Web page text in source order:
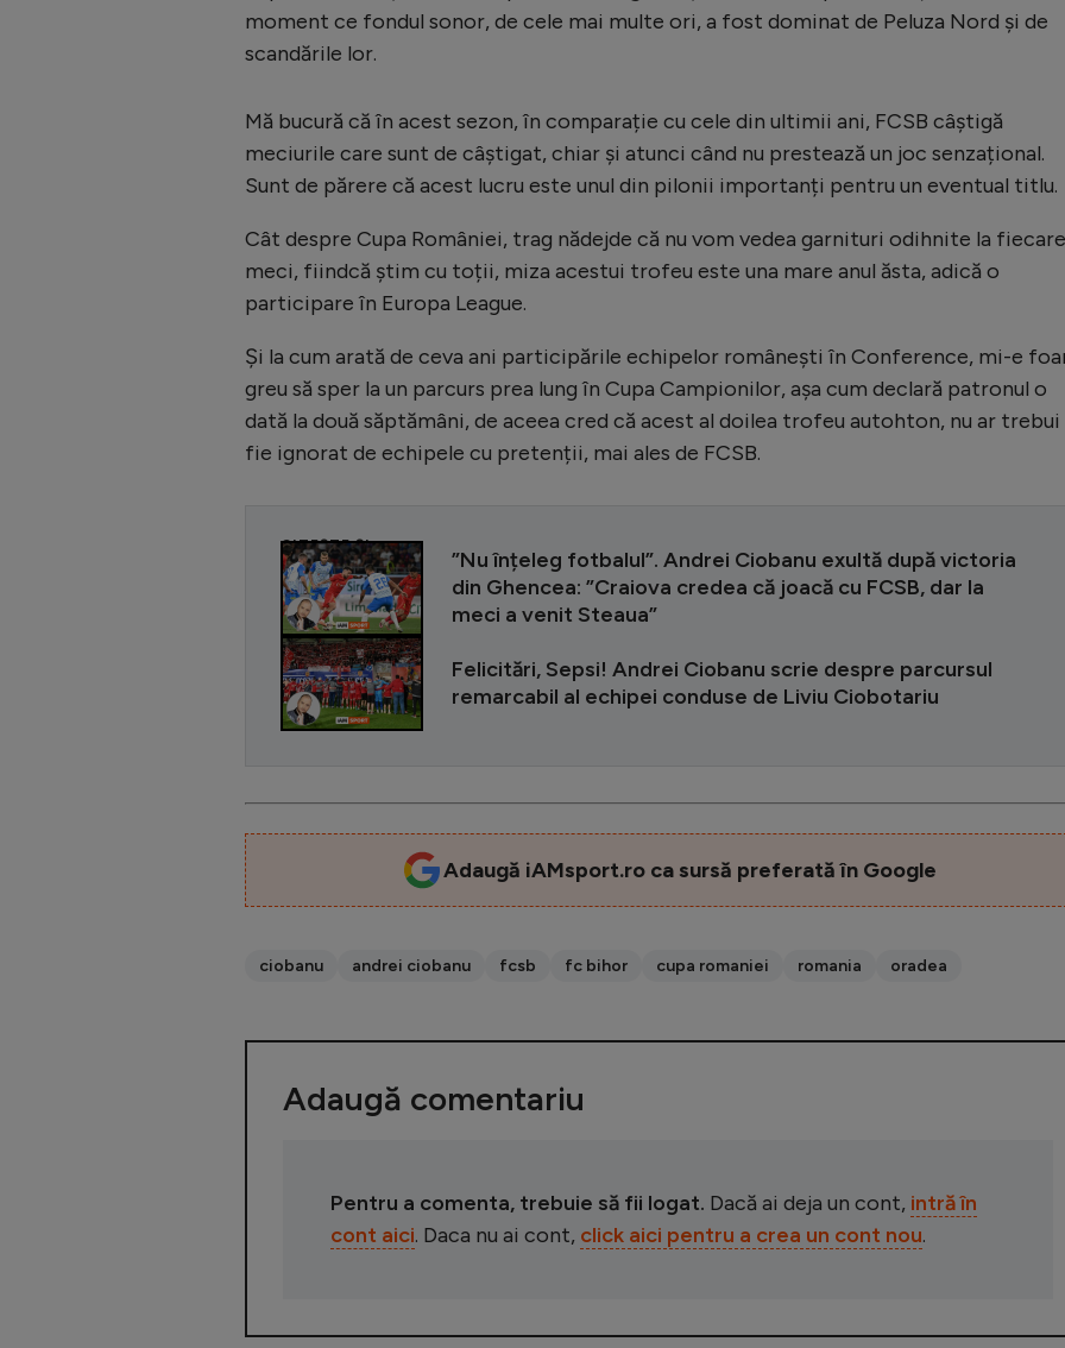
moment ce fondul sonor, de cele mai multe ori, a fost dominat de Peluza Nord și de
scandările lor.
Mă bucură că în acest sezon, în comparație cu cele din ultimii ani, FCSB câștigă
meciurile care sunt de câștigat, chiar și atunci când nu prestează un joc senzațional.
Sunt de părere că acest lucru este unul din pilonii importanți pentru un eventual titlu.
Cât despre Cupa României, trag nădejde că nu vom vedea garnituri odihnite la fiecare
meci, fiindcă știm cu toții, miza acestui trofeu este una mare anul ăsta, adică o
participare în Europa League.
Și la cum arată de ceva ani participările echipelor românești în Conference, mi-e
greu să sper la un parcurs prea lung în Cupa Campionilor, așa cum declară patronul o
dată la două săptămâni, de aceea cred că acest al doilea trofeu autohton, nu ar trebui
fie ignorat de echipele cu pretenții, mai ales de FCSB.
CITEȘTE ȘI
”Nu înțeleg fotbalul”. Andrei Ciobanu exultă după victoria
din Ghencea: ”Craiova credea că joacă cu FCSB, dar la
meci a venit Steaua”
Felicitări, Sepsi! Andrei Ciobanu scrie despre parcursul
remarcabil al echipei conduse de Liviu Ciobotariu
Adaugă iAMsport.ro ca sursă preferată în Google
ciobanu andrei ciobanu fcsb fc bihor cupa romaniei romania oradea
Adaugă comentariu
Pentru a comenta, trebuie să fii logat. Dacă ai deja un cont, intră în
cont aici. Daca nu ai cont, click aici pentru a crea un cont nou.